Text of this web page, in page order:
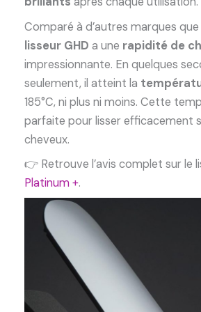
Comparé à d’autres marques que
lisseur GHD a une rapidité de
impressionnante. En quelques
seulement, il atteint la
185°C, ni plus ni moins. Cette
parfaite pour lisser efficacement
cheveux.
👉 Retrouve l’avis complet sur le
Platinum +.